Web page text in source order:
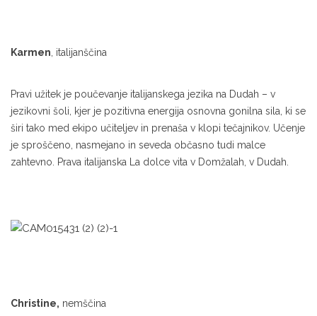
Karmen, italijanščina
Pravi užitek je poučevanje italijanskega jezika na Dudah – v
jezikovni šoli, kjer je pozitivna energija osnovna gonilna sila, ki se
širi tako med ekipo učiteljev in prenaša v klopi tečajnikov. Učenje
je sproščeno, nasmejano in seveda občasno tudi malce
zahtevno. Prava italijanska La dolce vita v Domžalah, v Dudah.
Christine, nemščina